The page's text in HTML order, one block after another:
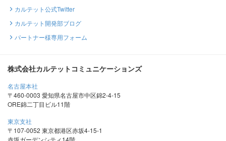
カルテット公式Twitter
カルテット開発部ブログ
パートナー様専用フォーム
株式会社カルテットコミュニケーションズ
名古屋本社
〒460-0003 愛知県名古屋市中区錦2-4-15
ORE錦二丁目ビル11階
東京支社
〒107-0052 東京都港区赤坂4-15-1